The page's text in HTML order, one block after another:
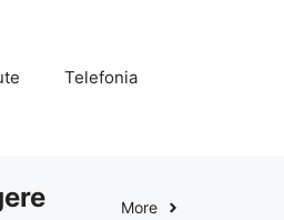
Telefonia
More